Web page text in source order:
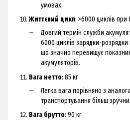
умовах.
Життєвий цикл: >6000 циклів при
Довгий термін служби
6000 циклів зарядки-розрядки
що значно перевищує
акумуляторів.
Вага нетто: 85 кг
Легка вага порівняно з
транспортування більш
Вага брутто: 90 кг